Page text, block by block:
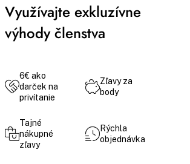
Využívajte exkluzívne
výhody členstva
6€ ako
darček na
privítanie
Zľavy za
body
Tajné
nákupné
zľavy
Rýchla
objednávka